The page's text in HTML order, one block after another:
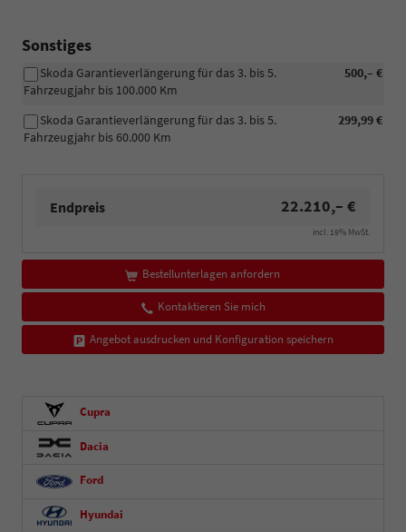
Sonstiges
500,– €
Skoda Garantieverlängerung für das 3. bis 5.
Fahrzeugjahr bis 100.000 Km
299,99 €
Skoda Garantieverlängerung für das 3. bis 5.
Fahrzeugjahr bis 60.000 Km
Endpreis 22.210,– €
incl. 19% MwSt.
Bestellunterlagen anfordern
Kontaktieren Sie mich
Angebot ausdrucken und Konfiguration speichern
Cupra
Dacia
Ford
Hyundai